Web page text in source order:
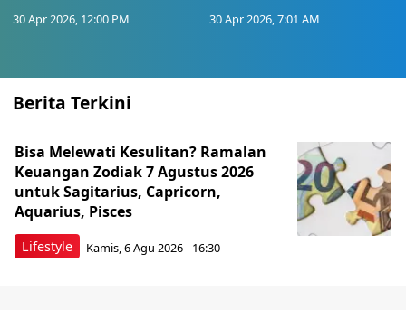
30 Apr 2026, 12:00 PM 30 Apr 2026, 7:01 AM
Berita Terkini
Lifestyle
Bisa Melewati Kesulitan? Ramalan
Keuangan Zodiak 7 Agustus 2026
untuk Sagitarius, Capricorn,
Aquarius, Pisces
Kamis, 6 Agu 2026 - 16:30